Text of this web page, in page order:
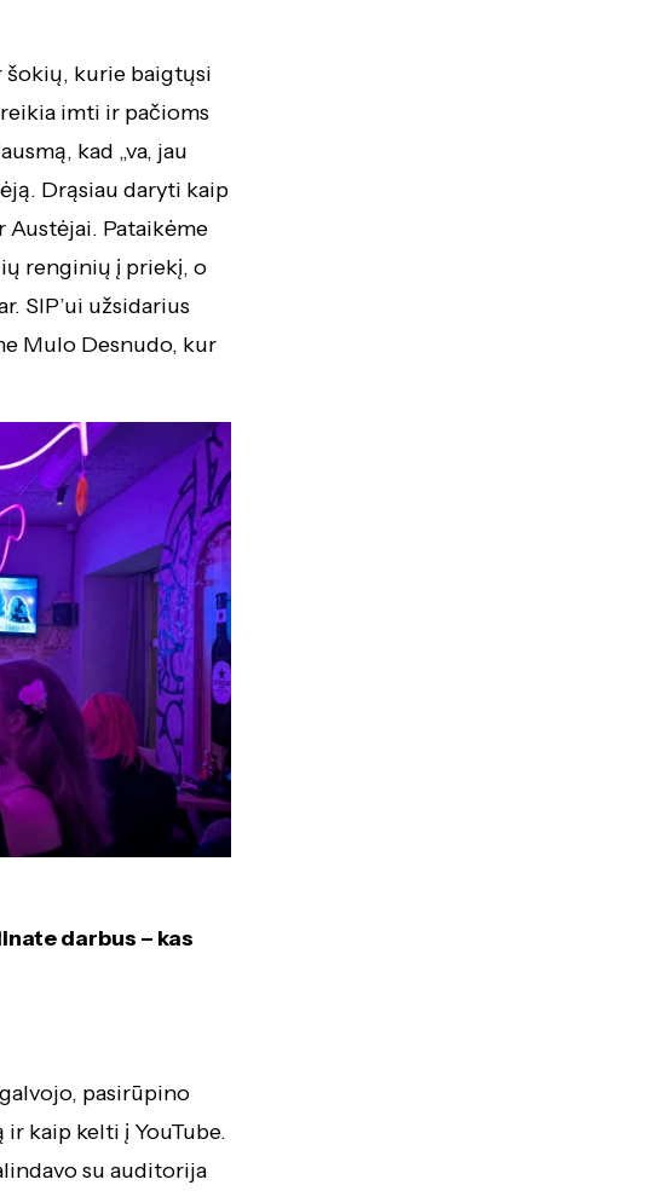
šokių, kurie baigtųsi
imti ir pačioms
kad „va, jau
Drąsiau daryti kaip
Pataikėme
renginių į priekį, o
SIP’ui užsidarius
Mulo Desnudo, kur
darbus – kas
pasirūpino
kaip kelti į YouTube.
su auditorija